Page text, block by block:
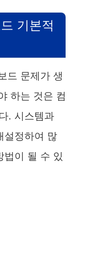
기본적
드 문제가 생
하는 것은 컴
. 시스템과
설정하여 많
법이 될 수 있